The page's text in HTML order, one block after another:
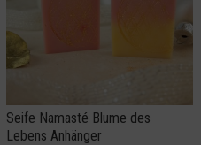
Seife Namasté Blume des
Lebens Anhänger